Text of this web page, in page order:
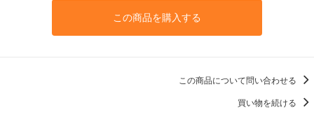
この商品を購入する
この商品について問い合わせる
買い物を続ける